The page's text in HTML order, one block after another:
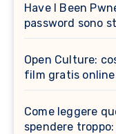
Have I Been
password sono
Open Culture:
film gratis online
Come leggere
spendere